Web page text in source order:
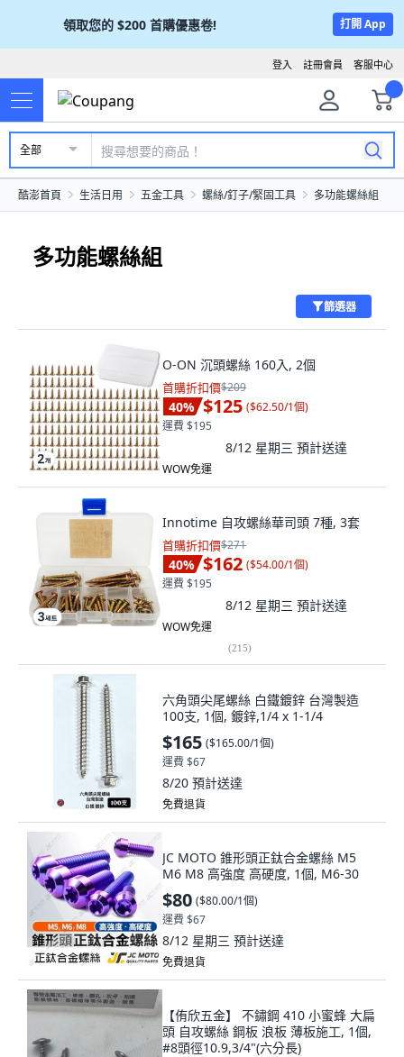
領取您的 $200 首購優惠卷! 打開 App
客服中心
註冊會員
登入
全部
酷澎首頁 生活日用 五金工具 螺絲/釘子/緊固工具 多功能螺絲組
多功能螺絲組
篩選器
O-ON 沉頭螺絲 160入, 2個
首購折扣價$209
40% $125 ($62.50/1個)
運費 $195
8/12 星期三 預計送達
WOW免運
Innotime 自攻螺絲華司頭 7種, 3套
首購折扣價$271
40% $162 ($54.00/1個)
運費 $195
8/12 星期三 預計送達
WOW免運
(215)
六角頭尖尾螺絲 白鐵鍍鋅 台灣製造
100支, 1個, 鍍鋅,1/4 x 1-1/4
$165 ($165.00/1個)
運費 $67
8/20 預計送達
免費退貨
JC MOTO 錐形頭正鈦合金螺絲 M5
M6 M8 高強度 高硬度, 1個, M6-30
$80 ($80.00/1個)
運費 $67
8/12 星期三 預計送達
免費退貨
【侑欣五金】 不鏽鋼 410 小蜜蜂 大扁
頭 自攻螺絲 鋼板 浪板 薄板施工, 1個,
#8頭徑10.9,3/4"(六分長)